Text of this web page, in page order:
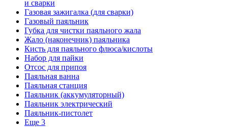
и сварки
Газовая зажигалка (для сварки)
Газовый паяльник
Губка для чистки паяльного жала
Жало (наконечник) паяльника
Кисть для паяльного флюса/кислоты
Набор для пайки
Отсос для припоя
Паяльная ванна
Паяльная станция
Паяльник (аккумуляторный)
Паяльник электрический
Паяльник-пистолет
Еще 3